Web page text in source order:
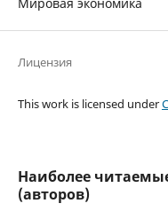
Лицензия
This work is licensed under
Наиболее
(авторов)